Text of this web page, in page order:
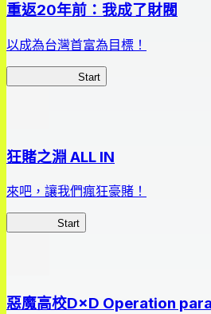
重返20年前：我成了財閥
以成為台灣首富為目標！
Start
狂賭之淵 ALL IN
來吧，讓我們瘋狂豪賭！
Start
惡魔高校D×D Operation